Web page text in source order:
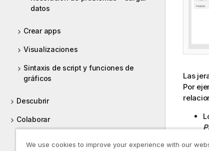
datos
Crear apps
Visualizaciones
Sintaxis de script y funciones de
gráficos
Descubrir
Colaborar
Las
Por
We use cookies to improve your experience with our